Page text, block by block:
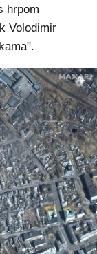
hrpom
Volodimir